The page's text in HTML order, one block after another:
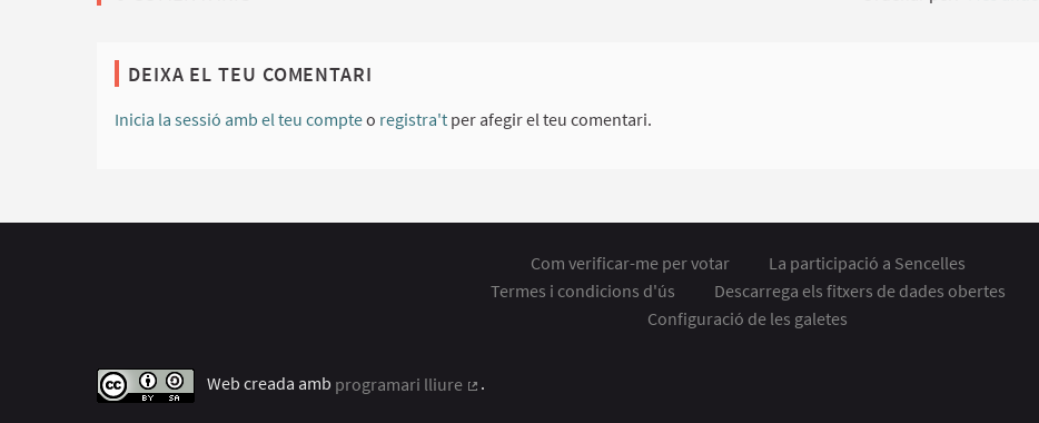
DEIXA EL TEU COMENTARI
Inicia la sessió amb el teu compteo registra't per afegir el teu comentari.
Com verificar-me per votar
La participació a Sencelles
Termes i condicions d'ús
Descarrega els fitxers de dades obertes
Configuració de les galetes
Web creada amb programari lliure
.